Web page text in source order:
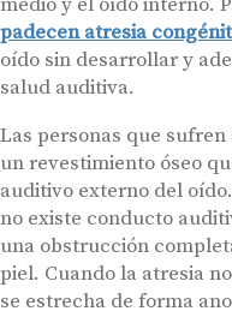
padecen atresia
oído sin desarrollar y
salud auditiva.
Las personas que
un revestimiento óseo
auditivo externo del
no existe conducto
una obstrucción
piel. Cuando la atresia
se estrecha de forma